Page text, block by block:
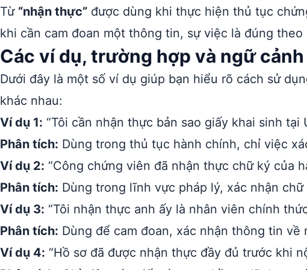
Từ “nhận thực” được dùng khi thực hiện thủ tục
khi cần cam đoan một thông tin, sự việc là đúng
Các ví dụ, trường hợp và ngữ
Dưới đây là một số ví dụ giúp bạn hiểu rõ cách sử
khác nhau:
Ví dụ 1: “Tôi cần nhận thực bản sao giấy khai sinh tại
Phân tích: Dùng trong thủ tục hành chính, chỉ việc
Ví dụ 2: “Công chứng viên đã nhận thực chữ ký của
Phân tích: Dùng trong lĩnh vực pháp lý, xác nhận
Ví dụ 3: “Tôi nhận thực anh ấy là nhân viên chính
Phân tích: Dùng để cam đoan, xác nhận thông tin về
Ví dụ 4: “Hồ sơ đã được nhận thực đầy đủ trước khi